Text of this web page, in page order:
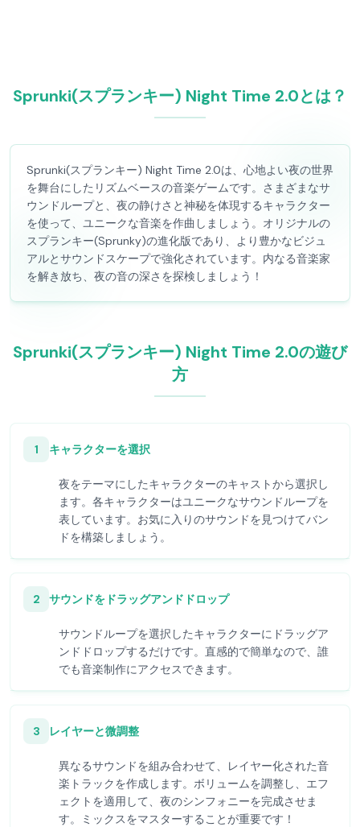
Sprunki(スプランキー) Night Time 2.0とは？
Sprunki(スプランキー) Night Time 2.0は、心地よい夜の世界
を舞台にしたリズムベースの音楽ゲームです。さまざまなサ
ウンドループと、夜の静けさと神秘を体現するキャラクター
を使って、ユニークな音楽を作曲しましょう。オリジナルの
スプランキー(Sprunky)の進化版であり、より豊かなビジュ
アルとサウンドスケープで強化されています。内なる音楽家
を解き放ち、夜の音の深さを探検しましょう！
Sprunki(スプランキー) Night Time 2.0の遊び
方
1 キャラクターを選択
夜をテーマにしたキャラクターのキャストから選択し
ます。各キャラクターはユニークなサウンドループを
表しています。お気に入りのサウンドを見つけてバン
ドを構築しましょう。
2 サウンドをドラッグアンドドロップ
サウンドループを選択したキャラクターにドラッグア
ンドドロップするだけです。直感的で簡単なので、誰
でも音楽制作にアクセスできます。
3 レイヤーと微調整
異なるサウンドを組み合わせて、レイヤー化された音
楽トラックを作成します。ボリュームを調整し、エフ
ェクトを適用して、夜のシンフォニーを完成させま
す。ミックスをマスターすることが重要です！